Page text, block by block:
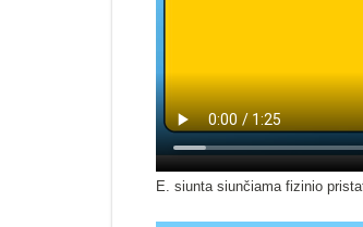
E. siunta siunčiama fizinio